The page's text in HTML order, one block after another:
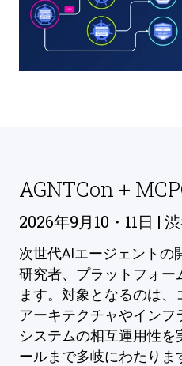
AGNTCon +
2026年9月10・11日 |
次世代AIエージェントの
研究者、プラットフォー
ます。対象となるのは
アーキテクチャやインフ
システムの相互運用性
ールまで多岐にわたりま